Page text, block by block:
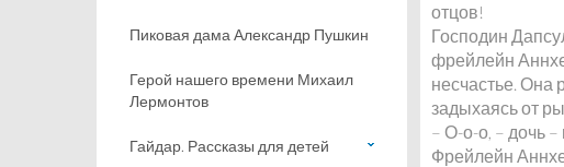
отцов!
Господин
фрейлейн
несчастье. Она
задыхаясь от
– О-о-о, – дочь
Фрейлейн
Пиковая дама Александр Пушкин
Герой нашего времени Михаил
Лермонтов
Гайдар. Рассказы для детей